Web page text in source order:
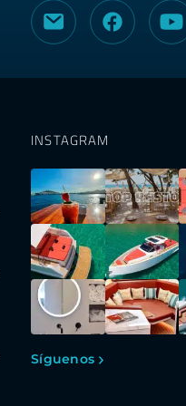
INSTAGRAM
Síguenos